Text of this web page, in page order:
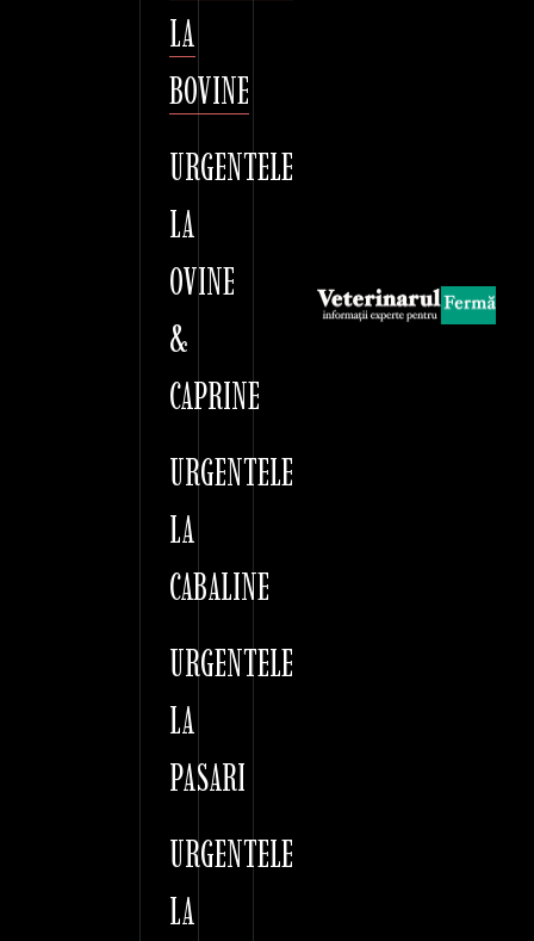
LA
BOVINE
URGENTELE
LA
OVINE
&
CAPRINE
URGENTELE
LA
CABALINE
URGENTELE
LA
PASARI
URGENTELE
LA